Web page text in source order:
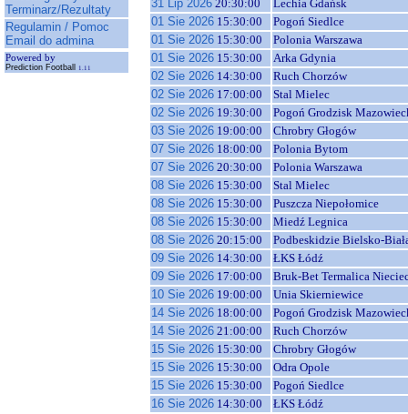
Terminarz/Rezultaty
Regulamin / Pomoc
Email do admina
Powered by
Prediction Football 1.11
31 Lip 2026 20:30:00
Lechia Gdańsk
01 Sie 2026 15:30:00
Pogoń Siedlce
01 Sie 2026 15:30:00
Polonia Warszawa
01 Sie 2026 15:30:00
Arka Gdynia
02 Sie 2026 14:30:00
Ruch Chorzów
02 Sie 2026 17:00:00
Stal Mielec
02 Sie 2026 19:30:00
Pogoń Grodzisk
03 Sie 2026 19:00:00
Chrobry Głogów
07 Sie 2026 18:00:00
Polonia Bytom
07 Sie 2026 20:30:00
Polonia Warszawa
08 Sie 2026 15:30:00
Stal Mielec
08 Sie 2026 15:30:00
Puszcza Niepołomice
08 Sie 2026 15:30:00
Miedź Legnica
08 Sie 2026 20:15:00
Podbeskidzie Bielsko-
09 Sie 2026 14:30:00
ŁKS Łódź
09 Sie 2026 17:00:00
Bruk-Bet Termalica
10 Sie 2026 19:00:00
Unia Skierniewice
14 Sie 2026 18:00:00
Pogoń Grodzisk
14 Sie 2026 21:00:00
Ruch Chorzów
15 Sie 2026 15:30:00
Chrobry Głogów
15 Sie 2026 15:30:00
Odra Opole
15 Sie 2026 15:30:00
Pogoń Siedlce
16 Sie 2026 14:30:00
ŁKS Łódź